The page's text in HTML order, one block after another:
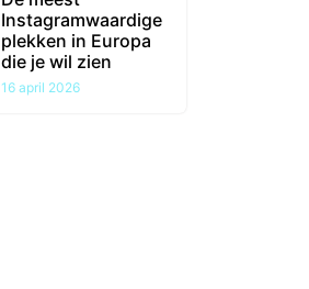
Instagramwaardige
plekken in Europa
die je wil zien
16 april 2026